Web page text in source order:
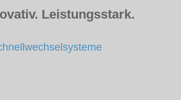
Leistungsstark.